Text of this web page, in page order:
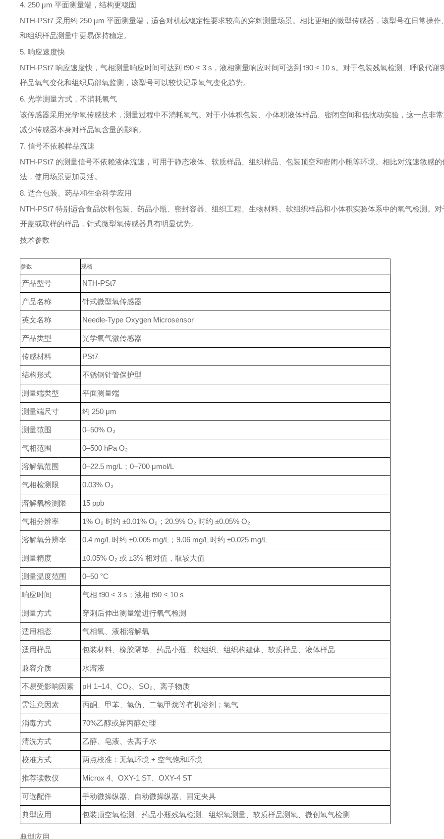
4. 250 μm 平面测量端，结构更稳固
NTH-PSt7 采用约 250 μm 平面测量端，适合对机械稳定性要求较高的穿刺测量场景。相比更细的微型传感器，该型号在日常操作
和组织样品测量中更易保持稳定。
5. 响应速度快
NTH-PSt7 响应速度快，气相测量响应时间可达到 t90 < 3 s，液相测量响应时间可达到 t90 < 10 s。对于包装残氧检测、呼吸代谢
样品氧气变化和组织局部氧监测，该型号可以较快记录氧气变化趋势。
6. 光学测量方式，不消耗氧气
该传感器采用光学氧传感技术，测量过程中不消耗氧气。对于小体积包装、小体积液体样品、密闭空间和低扰动实验，这一点非
减少传感器本身对样品氧含量的影响。
7. 信号不依赖样品流速
NTH-PSt7 的测量信号不依赖液体流速，可用于静态液体、软质样品、组织样品、包装顶空和密闭小瓶等环境。相比对流速敏感的
法，使用场景更加灵活。
8. 适合包装、药品和生命科学应用
NTH-PSt7 特别适合食品饮料包装、药品小瓶、密封容器、组织工程、生物材料、软组织样品和小体积实验体系中的氧气检测。对
开盖或取样的样品，针式微型氧传感器具有明显优势。
技术参数
参数 规格
产品型号 NTH-PSt7
产品名称 针式微型氧传感器
英文名称 Needle-Type Oxygen Microsensor
产品类型 光学氧气微传感器
传感材料 PSt7
结构形式 不锈钢针管保护型
测量端类型 平面测量端
测量端尺寸 约 250 μm
测量范围 0–50% O₂
气相范围 0–500 hPa O₂
溶解氧范围 0–22.5 mg/L；0–700 μmol/L
气相检测限 0.03% O₂
溶解氧检测限 15 ppb
气相分辨率 1% O₂ 时约 ±0.01% O₂；20.9% O₂ 时约 ±0.05% O₂
溶解氧分辨率 0.4 mg/L 时约 ±0.005 mg/L；9.06 mg/L 时约 ±0.025 mg/L
测量精度 ±0.05% O₂ 或 ±3% 相对值，取较大值
测量温度范围 0–50 °C
响应时间 气相 t90 < 3 s；液相 t90 < 10 s
测量方式 穿刺后伸出测量端进行氧气检测
适用相态 气相氧、液相溶解氧
适用样品 包装材料、橡胶隔垫、药品小瓶、软组织、组织构建体、软质样品、液体样品
兼容介质 水溶液
不易受影响因素 pH 1–14、CO₂、SO₂、离子物质
需注意因素 丙酮、甲苯、氯仿、二氯甲烷等有机溶剂；氯气
消毒方式 70%乙醇或异丙醇处理
清洗方式 乙醇、皂液、去离子水
校准方式 两点校准：无氧环境 + 空气饱和环境
推荐读数仪 Microx 4、OXY-1 ST、OXY-4 ST
可选配件 手动微操纵器、自动微操纵器、固定夹具
典型应用 包装顶空氧检测、药品小瓶残氧检测、组织氧测量、软质样品测氧、微创氧气检测
典型应用